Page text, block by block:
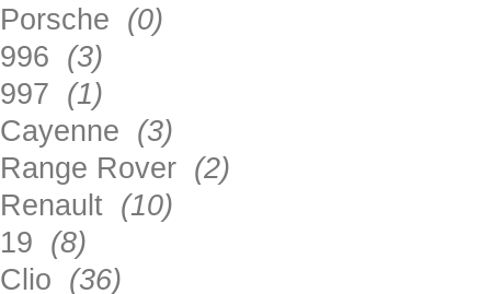
Porsche (0)
996 (3)
997 (1)
Cayenne (3)
Range Rover (2)
Renault (10)
19 (8)
Clio (36)